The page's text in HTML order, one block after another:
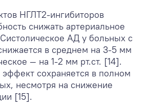
НГЛТ2-ингибиторов
снижать артериальное
АД у больных с
в среднем на 3-5 мм
— на 1-2 мм рт.ст. [14].
сохраняется в полном
несмотря на снижение
[15].